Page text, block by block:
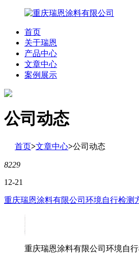
首页
关于瑞恩
产品中心
文章中心
案例展示
公司动态
首页>文章中心>公司动态
8229
12-21
重庆瑞恩涂料有限公司环境自行检测
重庆瑞恩涂料有限公司环境自